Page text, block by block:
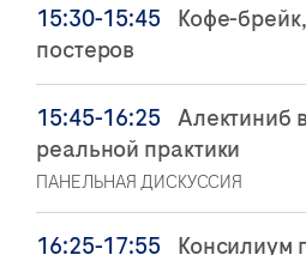
15:30-15:45 Кофе-
постеров
15:45-16:25 Алектиниб
реальной практики
ПАНЕЛЬНАЯ ДИСКУССИЯ
16:25-17:55 Консилиум